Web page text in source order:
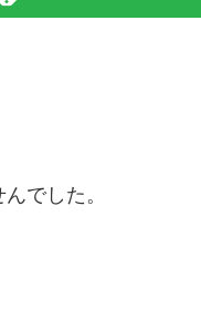
でした。